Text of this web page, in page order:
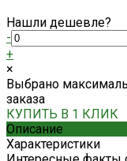
Нашли дешевле?
-
+
×
Выбрано
заказа
КУПИТЬ В 1 КЛИК
Описание
Характеристики